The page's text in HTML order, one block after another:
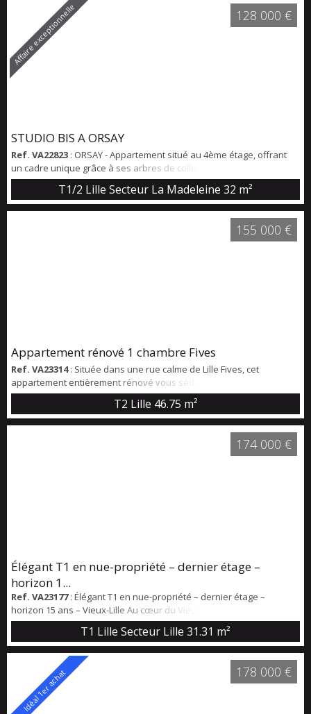
Affaire exceptionnelle
STUDIO BIS A ORSAY
Ref. VA22823 : ORSAY - Appartement situé au 4ème étage, offrant
un cadre unique grâce à ses arbres de collections et sa piscine
chauffée. Charmant appartement type1 bis de 32m2 au 4ème étage
avec ascenseur Il offre un hall avec placards, une pièce de vie
lumineuse avec cuisine ouverte équipée, une chambre avec
placards et une salle de douche avec WC et branchements machine
T1/2 Lille Secteur La Madeleine 32 m²
128 000 €
Appartement rénové 1 chambre Fives
Ref. VA23314: Située dans une rue calme de Lille Fives, cet
appartement entièrement rénové vous séduira par son
emplacement, sa luminosité et son charme. Proche des commerces,
des axes et du métro (700m) Il se compose d'une pièce de vie
donnant sur petit jardin , une cuisine neuve, une chambre, une
salle de douche et un WC indépendant. Contactez nous pour une
T2 Lille 46.75 m²
155 000 €
Élégant T1 en nue-propriété – dernier étage –
horizon 1...
Ref. VA23177: Élégant T1 en nue-propriété – dernier étage –
horizon 15 ans – Vieux-Lille Au cœur du Vieux-Lille, dans une
résidence contemporaine élégante à l’architecture soignée,
découvrez ce T1 en nue-propriété (durée 15 ans), offrant un
investissement patrimonial rare dans l’un des quartiers les plus
recherchés de la métropole. Situé au 5ᵉ et dernier étage, le
programme se distingue par ses pres...
T1 Lille Secteur Lille 31.31 m²
174 000 €
Idéal 1er achat 178 000 €